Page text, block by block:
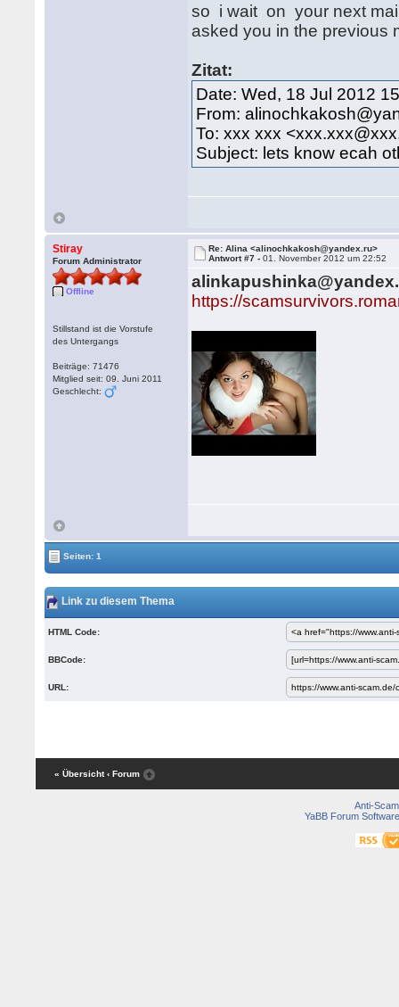
so i wait on your next
asked you in the previous
Zitat:
Date: Wed, 18 Jul 2012
From:
To: xxx xxx
Subject: lets know ecah
Stiray
Forum Administrator
Offline
Stillstand ist die Vorstufe
des Untergangs
Beiträge: 71476
Mitglied seit: 09. Juni 2011
Geschlecht:
Re: Alina <alinochkakosh@yandex.ru>
Antwort #7 -01. November 2012 um 22:52
https://
Seiten: 1
Link zu diesem Thema
HTML Code:
BBCode:
URL:
« Übersicht ‹ Forum
Anti-Scam
YaBB Forum Software